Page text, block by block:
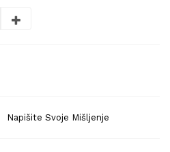
Napišite Svoje Mišljenje